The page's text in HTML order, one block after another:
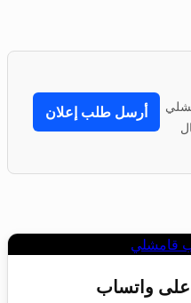
أرسل طلب إعلان
على واتساب